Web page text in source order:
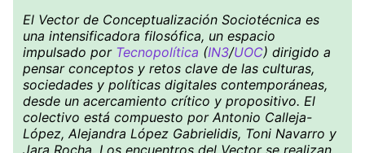
El Vector de Conceptualización Sociotécnica es
una intensificadora filosófica, un espacio
impulsado por Tecnopolítica (IN3/UOC) dirigido a
pensar conceptos y retos clave de las culturas,
sociedades y políticas digitales contemporáneas,
desde un acercamiento crítico y propositivo. El
colectivo está compuesto por Antonio Calleja-
López, Alejandra López Gabrielidis, Toni Navarro y
Jara Rocha. Los encuentros del Vector se realizan